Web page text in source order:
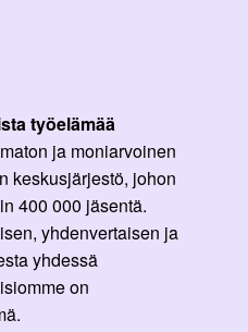
työelämää
ja moniarvoinen
keskusjärjestö, johon
400 000 jäsentä.
yhdenvertaisen ja
yhdessä
on